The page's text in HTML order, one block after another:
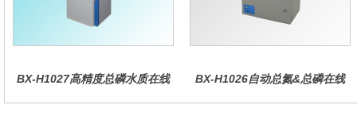
BX-H1027高精度总磷水质在线
BX-H1026自动总氮&总磷在线